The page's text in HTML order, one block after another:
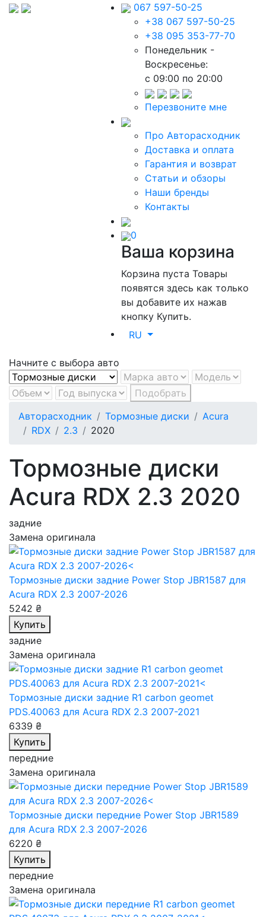
067 597-50-25
+38 067 597-50-25
+38 095 353-77-70
Понедельник -
Воскресенье:
c 09:00 по 20:00
Перезвоните мне
Про Авторасходник
Доставка и оплата
Гарантия и возврат
Статьи и обзоры
Наши бренды
Контакты
0
Ваша корзина
Корзина пустаТовары
появятся здесь как только
вы добавите их нажав
кнопку Купить.
RU
Начните с выбора авто
Подобрать
Авторасходник
Тормозные диски
Acura
RDX
2.3 2020
Тормозные диски
Acura RDX 2.3 2020
задние
Замена оригинала
Тормозные диски задние Power Stop JBR1587 для
Acura RDX 2.3 2007-2026
5242 ₴
Купить
задние
Замена оригинала
Тормозные диски задние R1 carbon geomet
PDS.40063 для Acura RDX 2.3 2007-2021
6339 ₴
Купить
передние
Замена оригинала
Тормозные диски передние Power Stop JBR1589
для Acura RDX 2.3 2007-2026
6220 ₴
Купить
передние
Замена оригинала